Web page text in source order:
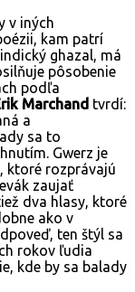
v iných
kam patrí
ghazal, má
pôsobenie
podľa
Marchand tvrdí:
a
sa to
Gwerz je
ktoré rozprávajú
zaujať
dva hlasy, ktoré
ako v
ten štýl sa
rokov ľudia
kde by sa balady